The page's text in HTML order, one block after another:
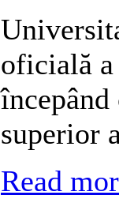
oficială a
superior
Read